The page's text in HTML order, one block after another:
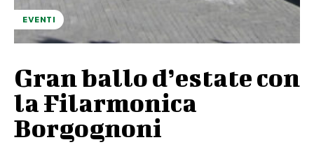
EVENTI
Gran ballo d’estate con
la Filarmonica
Borgognoni